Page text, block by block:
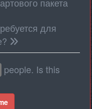
для
people. Is this